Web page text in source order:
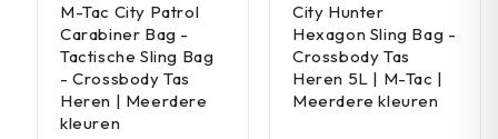
M-Tac City Patrol
Carabiner Bag -
Tactische Sling Bag
- Crossbody Tas
Heren | Meerdere
kleuren
City Hunter
Hexagon Sling Bag -
Crossbody Tas
Heren 5L | M-Tac |
Meerdere kleuren